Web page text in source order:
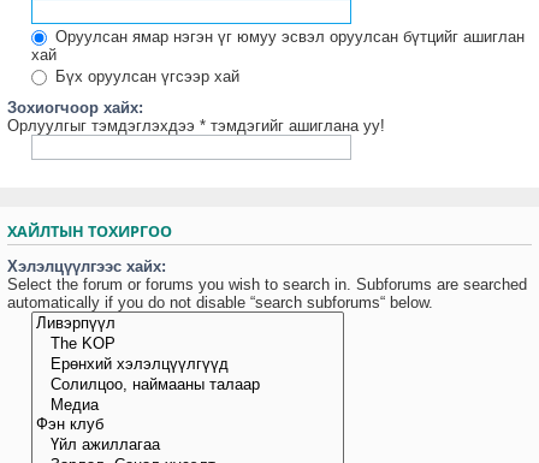
Оруулсан ямар нэгэн үг юмуу эсвэл оруулсан бүтцийг ашиглан
хай
Бүх оруулсан үгсээр хай
Зохиогчоор хайх:
Орлуулгыг тэмдэглэхдээ * тэмдэгийг ашиглана уу!
ХАЙЛТЫН ТОХИРГОО
Хэлэлцүүлгээс хайх:
Select the forum or forums you wish to search in. Subforums are searched
automatically if you do not disable “search subforums“ below.